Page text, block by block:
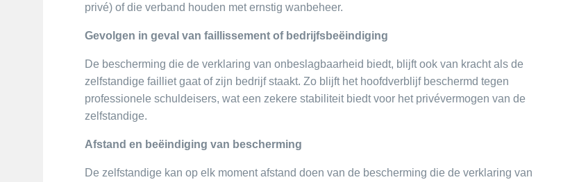
privé) of die verband houden met ernstig wanbeheer.
Gevolgen in geval van faillissement of bedrijfsbeëindiging
De bescherming die de verklaring van onbeslagbaarheid biedt, blijft ook van kracht als de
zelfstandige failliet gaat of zijn bedrijf staakt. Zo blijft het hoofdverblijf beschermd tegen
professionele schuldeisers, wat een zekere stabiliteit biedt voor het privévermogen van de
zelfstandige.
Afstand en beëindiging van bescherming
De zelfstandige kan op elk moment afstand doen van de bescherming die de verklaring van